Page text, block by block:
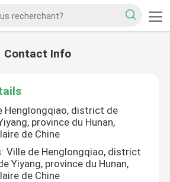
Contact Info
Henglongqiao, district de
province du Hunan,
de Chine
Ville de Henglongqiao, district
Yiyang, province du Hunan,
de Chine